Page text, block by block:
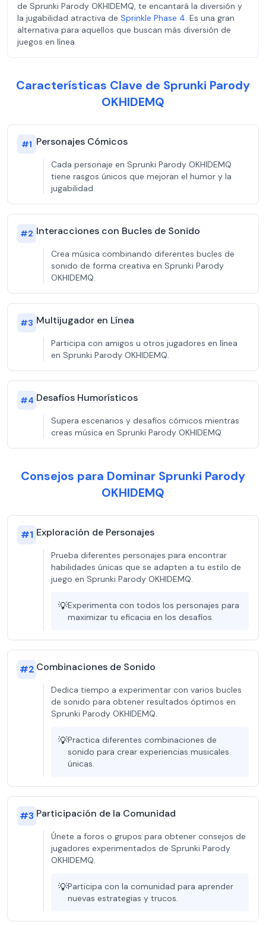
de Sprunki Parody OKHIDEMQ, te encantará la diversión y
la jugabilidad atractiva de Sprinkle Phase 4. Es una gran
alternativa para aquellos que buscan más diversión de
juegos en línea.
Características Clave de Sprunki Parody
OKHIDEMQ
#1 Personajes Cómicos
Cada personaje en Sprunki Parody OKHIDEMQ
tiene rasgos únicos que mejoran el humor y la
jugabilidad.
#2 Interacciones con Bucles de Sonido
Crea música combinando diferentes bucles de
sonido de forma creativa en Sprunki Parody
OKHIDEMQ.
#3 Multijugador en Línea
Participa con amigos u otros jugadores en línea
en Sprunki Parody OKHIDEMQ.
#4 Desafíos Humorísticos
Supera escenarios y desafíos cómicos mientras
creas música en Sprunki Parody OKHIDEMQ.
Consejos para Dominar Sprunki Parody
OKHIDEMQ
#1 Exploración de Personajes
Prueba diferentes personajes para encontrar
habilidades únicas que se adapten a tu estilo de
juego en Sprunki Parody OKHIDEMQ.
💡Experimenta con todos los personajes para
maximizar tu eficacia en los desafíos.
#2 Combinaciones de Sonido
Dedica tiempo a experimentar con varios bucles
de sonido para obtener resultados óptimos en
Sprunki Parody OKHIDEMQ.
💡Practica diferentes combinaciones de
sonido para crear experiencias musicales
únicas.
#3 Participación de la Comunidad
Únete a foros o grupos para obtener consejos de
jugadores experimentados de Sprunki Parody
OKHIDEMQ.
💡Participa con la comunidad para aprender
nuevas estrategias y trucos.